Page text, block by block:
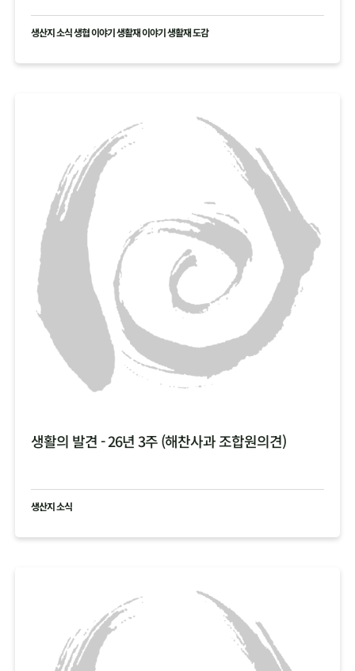
생산지 소식 생협 이야기 생활재 이야기 생활재 도감
생활의 발견 - 26년 3주 (해찬사과 조합원의견)
생산지 소식